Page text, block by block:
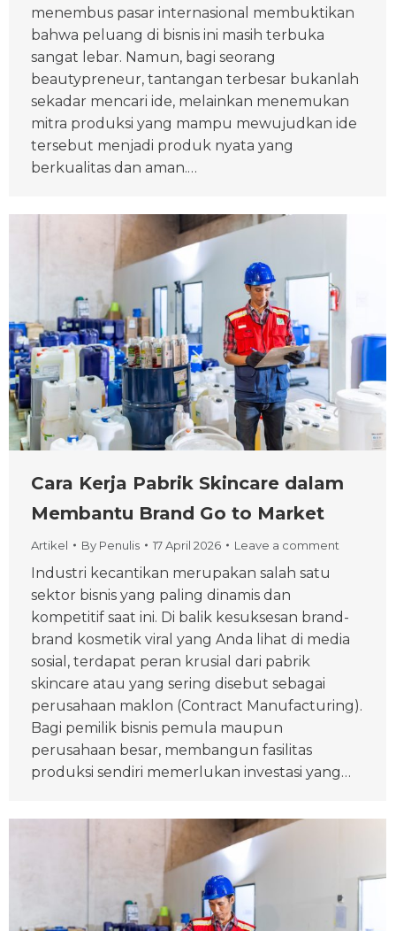
menembus pasar internasional membuktikan
bahwa peluang di bisnis ini masih terbuka
sangat lebar. Namun, bagi seorang
beautypreneur, tantangan terbesar bukanlah
sekadar mencari ide, melainkan menemukan
mitra produksi yang mampu mewujudkan ide
tersebut menjadi produk nyata yang
berkualitas dan aman.…
Cara Kerja Pabrik Skincare dalam
Membantu Brand Go to Market
Artikel By Penulis 17 April 2026 Leave a comment
Industri kecantikan merupakan salah satu
sektor bisnis yang paling dinamis dan
kompetitif saat ini. Di balik kesuksesan brand-
brand kosmetik viral yang Anda lihat di media
sosial, terdapat peran krusial dari pabrik
skincare atau yang sering disebut sebagai
perusahaan maklon (Contract Manufacturing).
Bagi pemilik bisnis pemula maupun
perusahaan besar, membangun fasilitas
produksi sendiri memerlukan investasi yang…